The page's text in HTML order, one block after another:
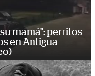
mamá": perritos
en Antigua